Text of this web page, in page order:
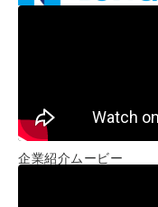
企業紹介ムービー